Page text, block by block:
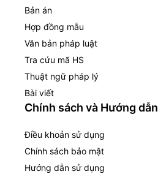
Bản án
Hợp đồng mẫu
Văn bản pháp luật
Tra cứu mã HS
Thuật ngữ pháp lý
Bài viết
Chính sách và Hướng dẫn
Điều khoản sử dụng
Chính sách bảo mật
Hướng dẫn sử dụng